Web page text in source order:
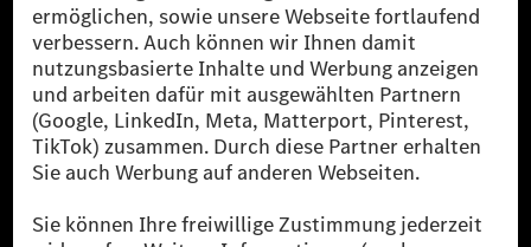
[2] Renewable Charging ist ein integraler Bestandteil von MB.CHARGE
Public in Europa, den USA, Kanada und China. Sofern an der jeweiligen
Ladestation noch kein Strom aus erneuerbaren Energien vorliegt,
verwendet Renewable Charging Grünstromzertifikate*. Diese stellen
sicher, dass für Ladevorgänge über MB.CHARGE Public eine äquivalente
Strommenge aus erneuerbaren Energien ins Stromnetz eingespeist wird.
Sie stammen ausschließlich aus Wind- und Solarkraftanlagen, die jünger
als sechs Jahre sind.
* Inkl. EKOenergy Ökolabel
* Die angegebenen Werte wurden nach dem vorgeschriebenen
Messverfahren WLTP (Worldwide harmonised Light vehicles Test